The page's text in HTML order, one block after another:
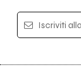
Iscriviti